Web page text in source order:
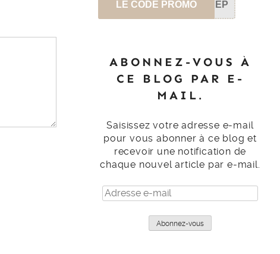
LE CODE PROMO SEP
ABONNEZ-VOUS À
CE BLOG PAR E-
MAIL.
Saisissez votre adresse e-mail
pour vous abonner à ce blog et
recevoir une notification de
chaque nouvel article par e-mail.
Adresse
e-
Abonnez-vous